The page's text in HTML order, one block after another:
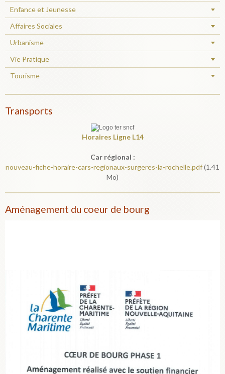
Enfance et Jeunesse
Affaires Sociales
Urbanisme
Vie Pratique
Tourisme
Transports
Horaires Ligne L14
Car régional :
nouveau-fiche-horaire-cars-regionaux-surgeres-la-rochelle.pdf(1.41
Mo)
Aménagement du coeur de bourg